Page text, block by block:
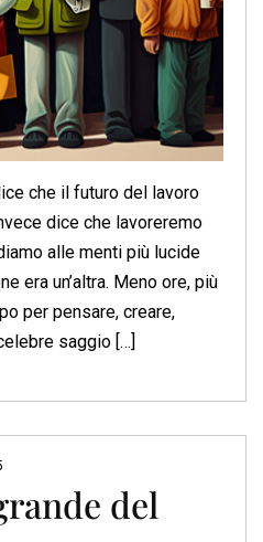
che il futuro del lavoro
dice che lavoreremo
alle menti più lucide
era un’altra. Meno ore, più
per pensare, creare,
saggio […]
del